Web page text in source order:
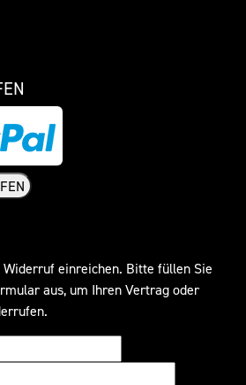
Widerruf einreichen. Bitte füllen Sie
aus, um Ihren Vertrag oder